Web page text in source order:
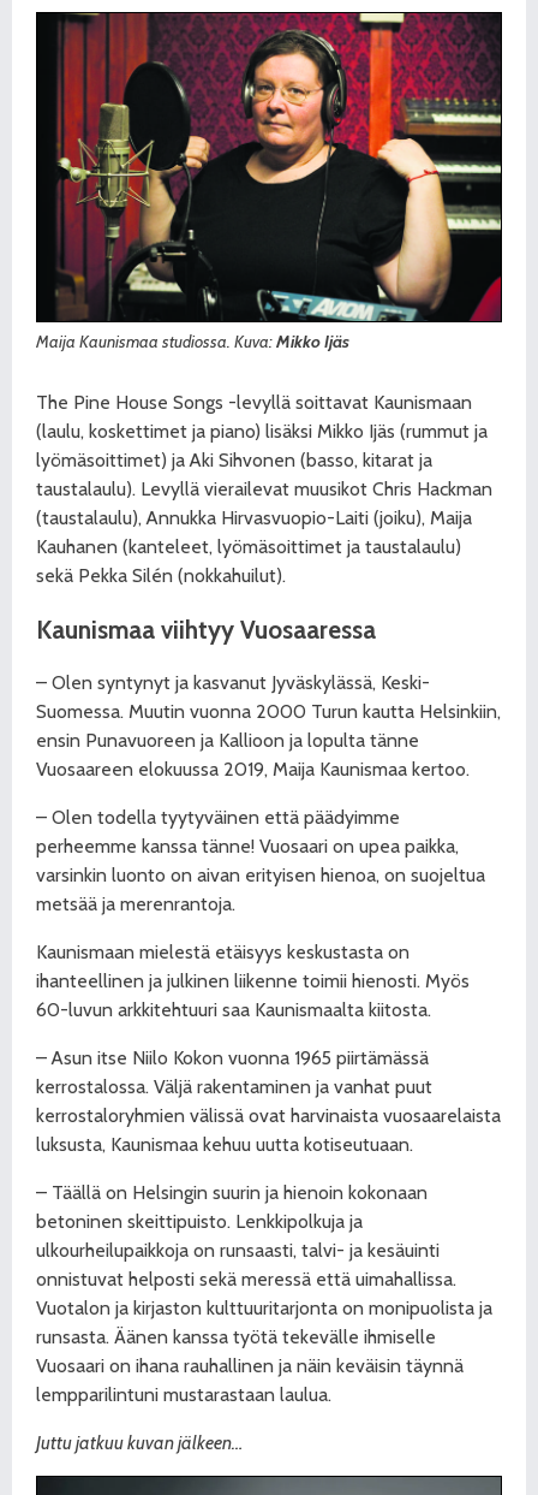
Maija Kaunismaa studiossa. Kuva:Mikko Ijäs
The Pine House Songs -levyllä soittavat Kaunismaan
(laulu, koskettimet ja piano) lisäksi Mikko Ijäs (rummut ja
lyömäsoittimet) ja Aki Sihvonen (basso, kitarat ja
taustalaulu). Levyllä vierailevat muusikot Chris Hackman
(taustalaulu), Annukka Hirvasvuopio-Laiti (joiku), Maija
Kauhanen (kanteleet, lyömäsoittimet ja taustalaulu)
sekä Pekka Silén (nokkahuilut).
Kaunismaa viihtyy Vuosaaressa
– Olen syntynyt ja kasvanut Jyväskylässä, Keski-
Suomessa. Muutin vuonna 2000 Turun kautta Helsinkiin,
ensin Punavuoreen ja Kallioon ja lopulta tänne
Vuosaareen elokuussa 2019, Maija Kaunismaa kertoo.
– Olen todella tyytyväinen että päädyimme
perheemme kanssa tänne! Vuosaari on upea paikka,
varsinkin luonto on aivan erityisen hienoa, on suojeltua
metsää ja merenrantoja.
Kaunismaan mielestä etäisyys keskustasta on
ihanteellinen ja julkinen liikenne toimii hienosti. Myös
60-luvun arkkitehtuuri saa Kaunismaalta kiitosta.
– Asun itse Niilo Kokon vuonna 1965 piirtämässä
kerrostalossa. Väljä rakentaminen ja vanhat puut
kerrostaloryhmien välissä ovat harvinaista vuosaarelaista
luksusta, Kaunismaa kehuu uutta kotiseutuaan.
– Täällä on Helsingin suurin ja hienoin kokonaan
betoninen skeittipuisto. Lenkkipolkuja ja
ulkourheilupaikkoja on runsaasti, talvi- ja kesäuinti
onnistuvat helposti sekä meressä että uimahallissa.
Vuotalon ja kirjaston kulttuuritarjonta on monipuolista ja
runsasta. Äänen kanssa työtä tekevälle ihmiselle
Vuosaari on ihana rauhallinen ja näin keväisin täynnä
lempparilintuni mustarastaan laulua.
Juttu jatkuu kuvan jälkeen…